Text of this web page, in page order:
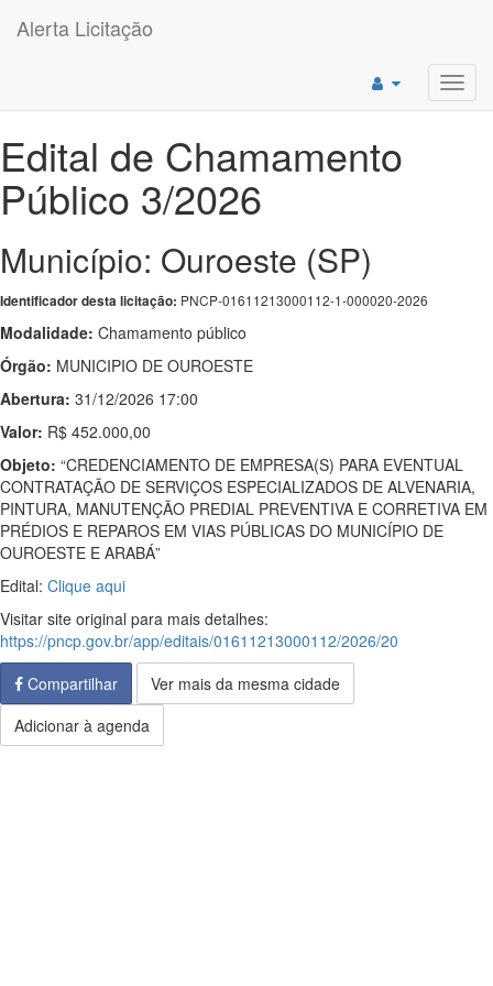
Alerta Licitação
Edital de Chamamento
Público 3/2026
Município: Ouroeste (SP)
Identificador desta licitação: PNCP-01611213000112-1-000020-2026
Modalidade: Chamamento público
Órgão: MUNICIPIO DE OUROESTE
Abertura: 31/12/2026 17:00
Valor: R$ 452.000,00
Objeto: “CREDENCIAMENTO DE EMPRESA(S) PARA EVENTUAL
CONTRATAÇÃO DE SERVIÇOS ESPECIALIZADOS DE ALVENARIA,
PINTURA, MANUTENÇÃO PREDIAL PREVENTIVA E CORRETIVA EM
PRÉDIOS E REPAROS EM VIAS PÚBLICAS DO MUNICÍPIO DE
OUROESTE E ARABÁ”
Edital: Clique aqui
Visitar site original para mais detalhes:
https://pncp.gov.br/app/editais/01611213000112/2026/20
Compartilhar
Ver mais da mesma cidade
Adicionar à agenda